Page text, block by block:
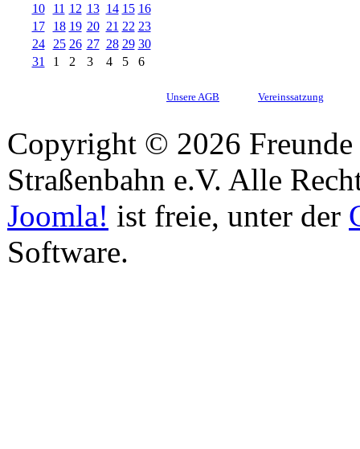
10
11 12 13 14 15 16
17
18 19 20 21 22 23
24
25 26 27 28 29 30
31
1 2 3 4 5 6
Unsere AGB Vereinssatzung
Copyright © 2026
Straßenbahn e.V. Alle
Joomla! ist freie, unter der
Software.